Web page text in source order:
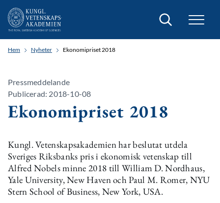
Sök
Hem Nyheter Ekonomipriset 2018
Pressmeddelande
Publicerad: 2018-10-08
Ekonomipriset 2018
Kungl. Vetenskapsakademien har beslutat utdela
Sveriges Riksbanks pris i ekonomisk vetenskap till
Alfred Nobels minne 2018 till William D. Nordhaus,
Yale University, New Haven och Paul M. Romer, NYU
Stern School of Business, New York, USA.